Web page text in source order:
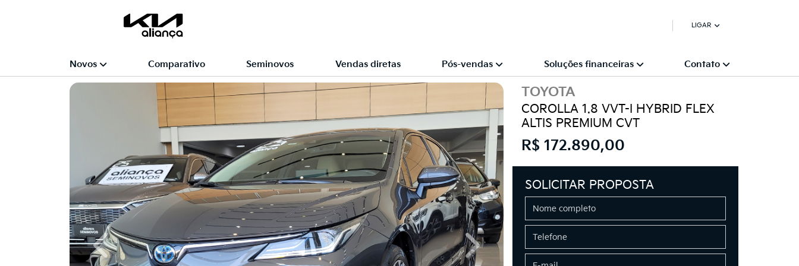
LIGAR
Novos Comparativo Seminovos Vendas diretas Pós-vendas Soluções financeiras Contato
TOYOTA
COROLLA 1.8 VVT-I HYBRID FLEX
ALTIS PREMIUM CVT
R$ 172.890,00
SOLICITAR PROPOSTA
Previous Next